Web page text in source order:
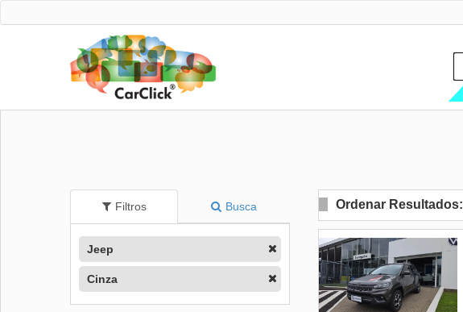
Filtros Busca
Jeep
Cinza
Ordenar Resultados: